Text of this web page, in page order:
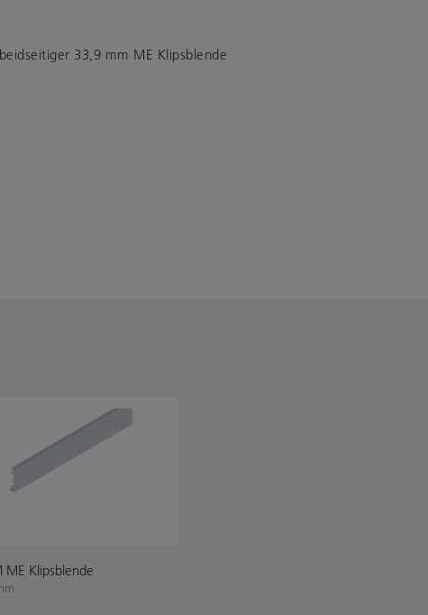
33,9 mm ME Klipsblende
ME Klipsblende